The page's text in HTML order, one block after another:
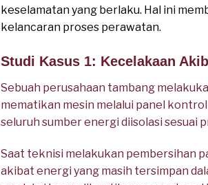
keselamatan yang berlaku. Hal ini
kelancaran proses perawatan.
Studi Kasus 1: Kecelakaan
Sebuah perusahaan tambang
mematikan mesin melalui panel
seluruh sumber energi diisolasi sesuai
Saat teknisi melakukan pembersihan
akibat energi yang masih tersimpan